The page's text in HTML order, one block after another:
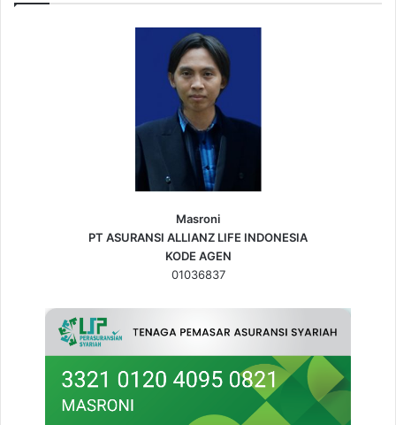
Masroni
PT ASURANSI ALLIANZ LIFE INDONESIA
KODE AGEN
01036837